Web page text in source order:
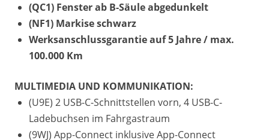
(QC1) Fenster ab B-Säule abgedunkelt
(NF1) Markise schwarz
Werksanschlussgarantie auf 5 Jahre / max.
100.000 Km
MULTIMEDIA UND KOMMUNIKATION:
(U9E) 2 USB-C-Schnittstellen vorn, 4 USB-C-
Ladebuchsen im Fahrgastraum
(9WJ) App-Connect inklusive App-Connect